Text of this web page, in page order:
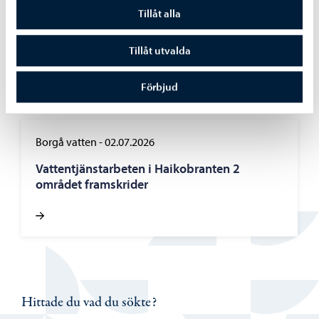
Tillåt alla
Tillåt utvalda
Förbjud
Bräddningar vid pumpstationer på grund av
störtregn 4. – 5.7.2026
Borgå vatten -02.07.2026
Vattentjänstarbeten i Haikobranten 2
området framskrider
Hittade du vad du sökte?